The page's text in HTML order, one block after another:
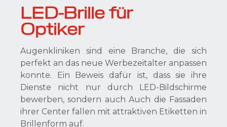
LED-Brille für
Optiker
Augenkliniken sind eine Branche, die sich
perfekt an das neue Werbezeitalter anpassen
konnte. Ein Beweis dafür ist, dass sie ihre
Dienste nicht nur durch LED-Bildschirme
bewerben, sondern auch Auch die Fassaden
ihrer Center fallen mit attraktiven Etiketten in
Brillenform auf.